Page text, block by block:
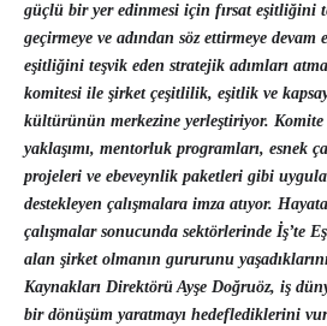
güçlü bir yer edinmesi için fırsat eşitliğini
geçirmeye ve adından söz ettirmeye devam
eşitliğini teşvik eden stratejik adımları
komitesi ile şirket çeşitlilik, eşitlik ve
kültürünün merkezine yerleştiriyor.
yaklaşımı, mentorluk programları, esnek
projeleri ve ebeveynlik paketleri gibi
destekleyen çalışmalara imza atıyor.
çalışmalar sonucunda sektörlerinde İş’te
alan şirket olmanın gururunu
Kaynakları Direktörü Ayşe Doğruöz, iş
bir dönüşüm yaratmayı hedeflediklerini